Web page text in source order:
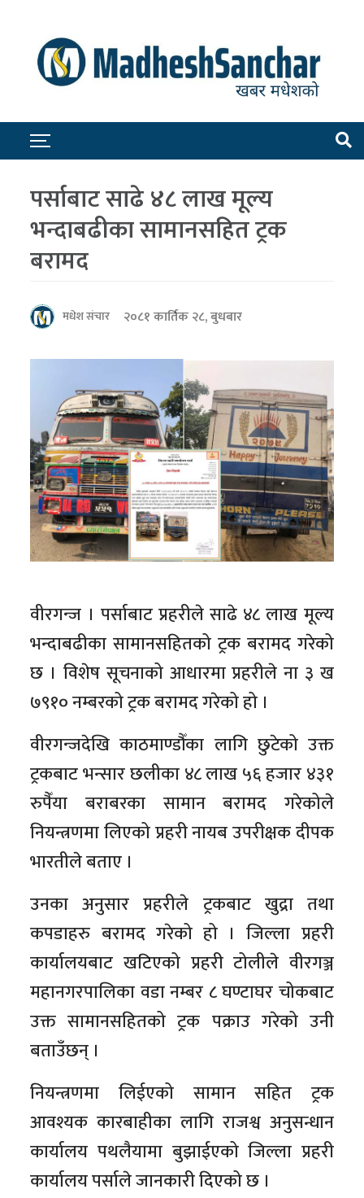
पर्साबाट साढे ४८ लाख मूल्य
भन्दाबढीका सामानसहित ट्रक
बरामद
मधेश संचार २०८१ कार्तिक २८, बुधबार
वीरगन्ज । पर्साबाट प्रहरीले साढे ४८ लाख मूल्य
भन्दाबढीका सामानसहितको ट्रक बरामद गरेको
छ । विशेष सूचनाको आधारमा प्रहरीले ना ३ ख
७९१० नम्बरको ट्रक बरामद गरेको हो ।
वीरगन्जदेखि काठमाण्डौँका लागि छुटेको उक्त
ट्रकबाट भन्सार छलीका ४८ लाख ५६ हजार ४३१
रुपैँया बराबरका सामान बरामद गरेकोले
नियन्त्रणमा लिएको प्रहरी नायब उपरीक्षक दीपक
भारतीले बताए ।
उनका अनुसार प्रहरीले ट्रकबाट खुद्रा तथा
कपडाहरु बरामद गरेको हो । जिल्ला प्रहरी
कार्यालयबाट खटिएको प्रहरी टोलीले वीरगञ्ज
महानगरपालिका वडा नम्बर ८ घण्टाघर चोकबाट
उक्त सामानसहितको ट्रक पक्राउ गरेको उनी
बताउँछन् ।
नियन्त्रणमा लिईएको सामान सहित ट्रक
आवश्यक कारबाहीका लागि राजश्व अनुसन्धान
कार्यालय पथलैयामा बुझाईएको जिल्ला प्रहरी
कार्यालय पर्साले जानकारी दिएको छ ।